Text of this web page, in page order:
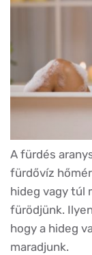
A fürdés
fürdővíz
hideg vagy túl
fürödjünk.
hogy a hideg
maradjunk.